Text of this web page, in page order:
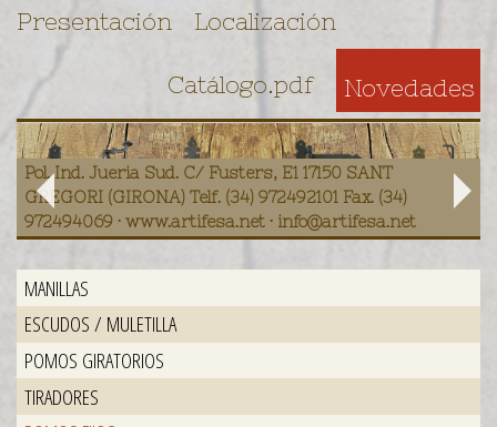
Presentación Localización
Novedades
Catálogo.pdf
Pol. Ind. Jueria Sud. C/ Fusters, E1 17150 SANT
GREGORI (GIRONA) Telf. (34) 972492101 Fax. (34)
972494069 · www.artifesa.net · info@artifesa.net
MANILLAS
ESCUDOS / MULETILLA
POMOS GIRATORIOS
TIRADORES